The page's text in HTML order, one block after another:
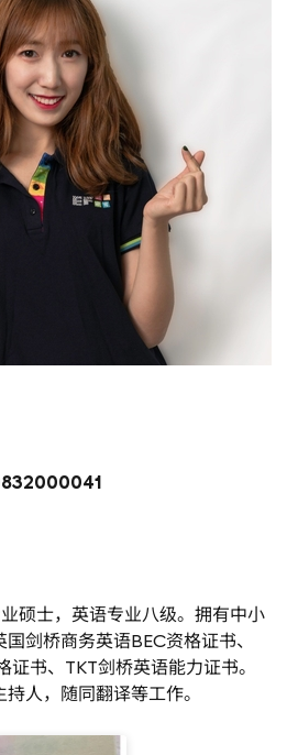
硕士，英语专业八级。拥有中小
剑桥商务英语BEC资格证书、
证书、TKT剑桥英语能力证书。
人，随同翻译等工作。